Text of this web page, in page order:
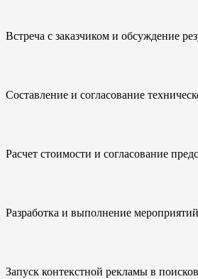
Встреча с заказчиком и обсуждение
Составление и согласование
Расчет стоимости и согласование
Разработка и выполнение
Запуск контекстной рекламы в